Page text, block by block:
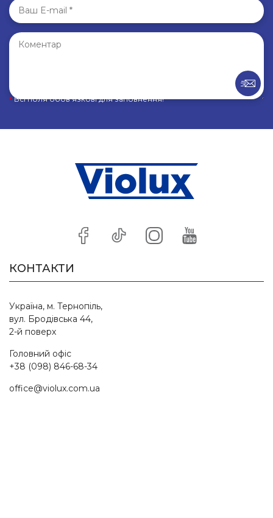
*Всі поля обов’язкові для заповнення!
КОНТАКТИ
Україна, м. Тернопіль,
вул. Бродівська 44,
2-й поверх
Головний офіс
+38 (098) 846-68-34
office@violux.com.ua